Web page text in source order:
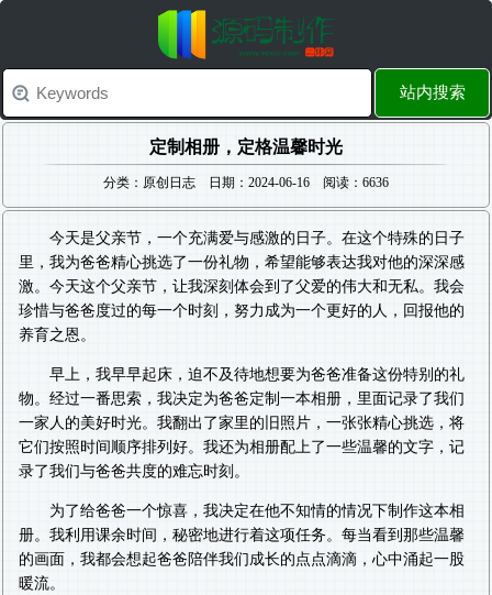
站内搜索
定制相册，定格温馨时光
分类：原创日志 日期：2024-06-16 阅读：6636
今天是父亲节，一个充满爱与感激的日子。在这个特殊的日子
里，我为爸爸精心挑选了一份礼物，希望能够表达我对他的深深感
激。今天这个父亲节，让我深刻体会到了父爱的伟大和无私。我会
珍惜与爸爸度过的每一个时刻，努力成为一个更好的人，回报他的
养育之恩。
早上，我早早起床，迫不及待地想要为爸爸准备这份特别的礼
物。经过一番思索，我决定为爸爸定制一本相册，里面记录了我们
一家人的美好时光。我翻出了家里的旧照片，一张张精心挑选，将
它们按照时间顺序排列好。我还为相册配上了一些温馨的文字，记
录了我们与爸爸共度的难忘时刻。
为了给爸爸一个惊喜，我决定在他不知情的情况下制作这本相
册。我利用课余时间，秘密地进行着这项任务。每当看到那些温馨
的画面，我都会想起爸爸陪伴我们成长的点点滴滴，心中涌起一股
暖流。